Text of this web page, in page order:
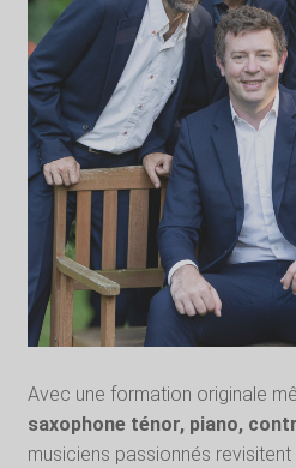
Avec une formation originale
saxophone ténor, piano,
musiciens passionnés revisitent